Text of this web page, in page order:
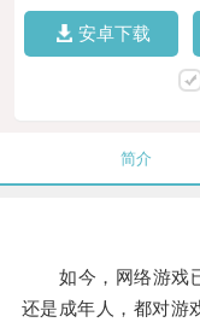
安卓下载
简介
如今，网络游戏已
还是成年人，都对游